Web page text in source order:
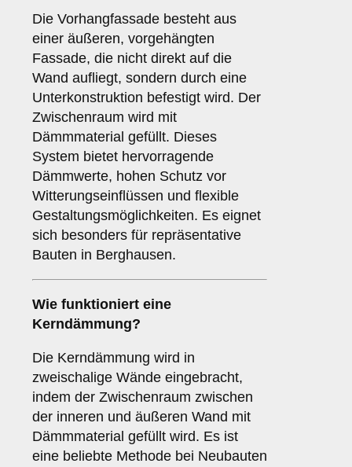
Die Vorhangfassade besteht aus
einer äußeren, vorgehängten
Fassade, die nicht direkt auf die
Wand aufliegt, sondern durch eine
Unterkonstruktion befestigt wird. Der
Zwischenraum wird mit
Dämmmaterial gefüllt. Dieses
System bietet hervorragende
Dämmwerte, hohen Schutz vor
Witterungseinflüssen und flexible
Gestaltungsmöglichkeiten. Es eignet
sich besonders für repräsentative
Bauten in Berghausen.
Wie funktioniert eine
Kerndämmung?
Die Kerndämmung wird in
zweischalige Wände eingebracht,
indem der Zwischenraum zwischen
der inneren und äußeren Wand mit
Dämmmaterial gefüllt wird. Es ist
eine beliebte Methode bei Neubauten